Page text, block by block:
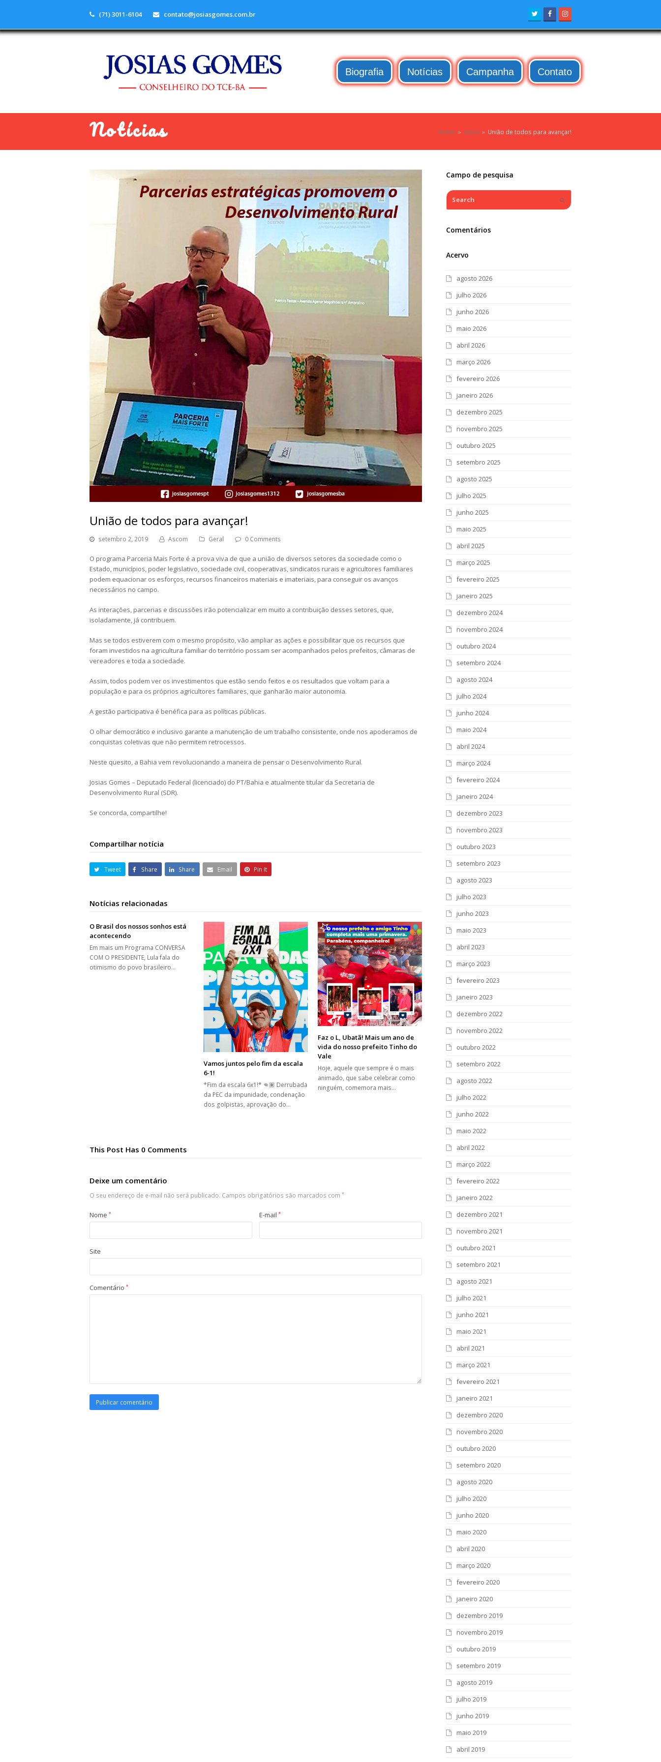
(71) 3011-6104 contato@josiasgomes.com.br TwitterFacebook
Biografia Notícias Campanha Contato
Notícias Home » Geral » União de todos para avançar!
União de todos para avançar!
setembro 2, 2019 Ascom Geral 0 Comments
O programa Parceria Mais Forte é a prova viva de que a união de diversos setores da sociedade como o
Estado, municípios, poder legislativo, sociedade civil, cooperativas, sindicatos rurais e agricultores familiares
podem equacionar os esforços, recursos financeiros materiais e imateriais, para conseguir os avanços
necessários no campo.
As interações, parcerias e discussões irão potencializar em muito a contribuição desses setores, que,
isoladamente, já contribuem.
Mas se todos estiverem com o mesmo propósito, vão ampliar as ações e possibilitar que os recursos que
foram investidos na agricultura familiar do território possam ser acompanhados pelos prefeitos, câmaras de
vereadores e toda a sociedade.
Assim, todos podem ver os investimentos que estão sendo feitos e os resultados que voltam para a
população e para os próprios agricultores familiares, que ganharão maior autonomia.
A gestão participativa é benéfica para as políticas públicas.
O olhar democrático e inclusivo garante a manutenção de um trabalho consistente, onde nos apoderamos de
conquistas coletivas que não permitem retrocessos.
Neste quesito, a Bahia vem revolucionando a maneira de pensar o Desenvolvimento Rural.
Josias Gomes – Deputado Federal (licenciado) do PT/Bahia e atualmente titular da Secretaria de
Desenvolvimento Rural (SDR).
Se concorda, compartilhe!
Compartilhar notícia
Tweet Share Share Email Pin It
Notícias relacionadas
O Brasil dos nossos sonhos está
acontecendo
Em mais um Programa CONVERSA
COM O PRESIDENTE, Lula fala do
otimismo do povo brasileiro…
Vamos juntos pelo fim da escala
6-1!
*Fim da escala 6x1!* 👊🏽 Derrubada
da PEC da impunidade, condenação
dos golpistas, aprovação do…
Faz o L, Ubatã! Mais um ano de
vida do nosso prefeito Tinho do
Vale
Hoje, aquele que sempre é o mais
animado, que sabe celebrar como
ninguém, comemora mais…
This Post Has 0 Comments
Deixe um comentário
O seu endereço de e-mail não será publicado. Campos obrigatórios são marcados com *
Nome * E-mail *
Site
Comentário *
Campo de pesquisa
Search
Comentários
Acervo
agosto 2026
julho 2026
junho 2026
maio 2026
abril 2026
março 2026
fevereiro 2026
janeiro 2026
dezembro 2025
novembro 2025
outubro 2025
setembro 2025
agosto 2025
julho 2025
junho 2025
maio 2025
abril 2025
março 2025
fevereiro 2025
janeiro 2025
dezembro 2024
novembro 2024
outubro 2024
setembro 2024
agosto 2024
julho 2024
junho 2024
maio 2024
abril 2024
março 2024
fevereiro 2024
janeiro 2024
dezembro 2023
novembro 2023
outubro 2023
setembro 2023
agosto 2023
julho 2023
junho 2023
maio 2023
abril 2023
março 2023
fevereiro 2023
janeiro 2023
dezembro 2022
novembro 2022
outubro 2022
setembro 2022
agosto 2022
julho 2022
junho 2022
maio 2022
abril 2022
março 2022
fevereiro 2022
janeiro 2022
dezembro 2021
novembro 2021
outubro 2021
setembro 2021
agosto 2021
julho 2021
junho 2021
maio 2021
abril 2021
março 2021
fevereiro 2021
janeiro 2021
dezembro 2020
novembro 2020
outubro 2020
setembro 2020
agosto 2020
julho 2020
junho 2020
maio 2020
abril 2020
março 2020
fevereiro 2020
janeiro 2020
dezembro 2019
novembro 2019
outubro 2019
setembro 2019
agosto 2019
julho 2019
junho 2019
maio 2019
abril 2019